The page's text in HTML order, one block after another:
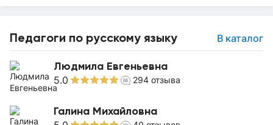
Педагоги по русскому языку В каталог
Людмила Евгеньевна
5.0 294 отзыва
Галина Михайловна